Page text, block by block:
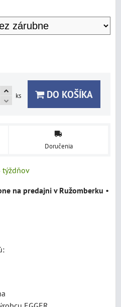
ks DO KOŠÍKA
Doručenia
týždňov
na predajni v Ružomberku •